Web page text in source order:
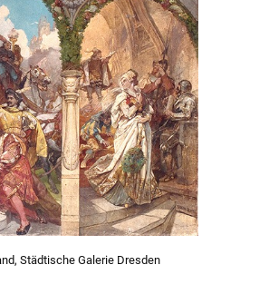
Städtische Galerie Dresden